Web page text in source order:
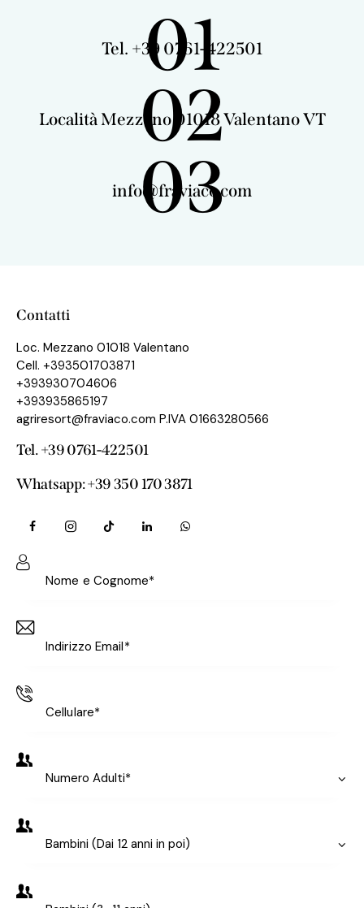
01
Tel. +39 0761-422501
02
Località Mezzano 01018 Valentano VT
03
info@fraviaco.com
Contatti
Loc. Mezzano 01018 Valentano
Cell. +393501703871
+393930704606
+393935865197
agriresort@fraviaco.com P.IVA 01663280566
Tel. +39 0761-422501
Whatsapp: +39 350 170 3871‬